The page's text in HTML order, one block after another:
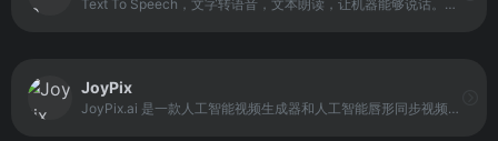
Text To Speech，文字转语音，文本朗读，让机器能够说话。构建自然说话的应用和服务，从 147 种语言和变体中选择 456 种语音。借助高表现力和类似人类的神经语音，让你的方案生动起来。
JoyPix
JoyPix.ai 是一款人工智能视频生成器和人工智能唇形同步视频生成器，具备虚拟形象生成、语音克隆、会说话的照片以及图像生成功能。它让视觉叙事变得轻松有趣，非常适合内容创作者、游戏玩家和社交媒体用户！